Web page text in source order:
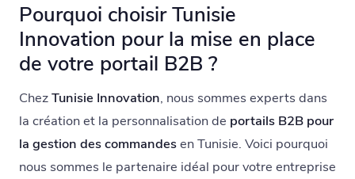
Pourquoi choisir Tunisie
Innovation pour la mise en place
de votre portail B2B ?
ChezTunisie Innovation, nous sommes experts dans
la création et la personnalisation de portails B2B pour
la gestion des commandesen Tunisie. Voici pourquoi
nous sommes le partenaire idéal pour votre entreprise